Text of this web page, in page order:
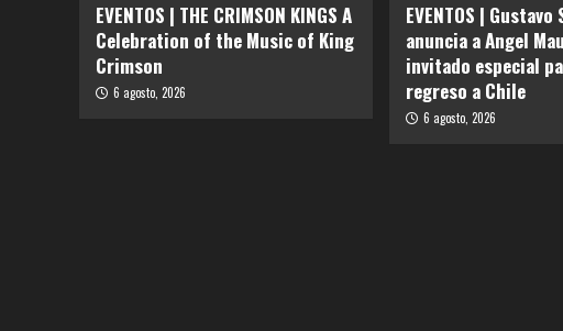
EVENTOS | THE CRIMSON KINGS A
Celebration of the Music of King
Crimson
6 agosto, 2026
EVENTOS |
anuncia a Angel
invitado especial
regreso a Chile
6 agosto, 2026